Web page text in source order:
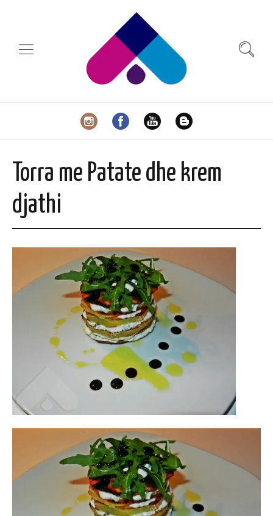
Torra me Patate dhe krem
djathi